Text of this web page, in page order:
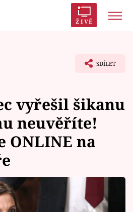
ŽIVĚ
SDÍLET
vyřešil šikanu
neuvěříte!
ONLINE na